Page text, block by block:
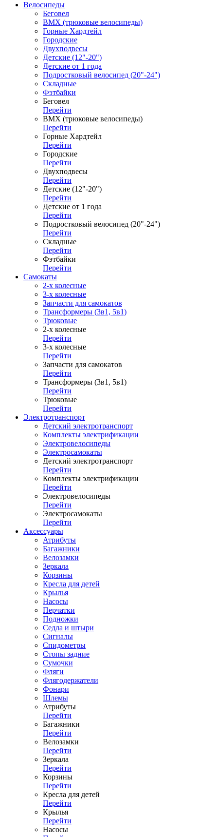
Велосипеды
Беговел
ВМХ (трюковые велосипеды)
Горные Хардтейл
Городские
Двухподвесы
Детские (12"-20")
Детские от 1 года
Подростковый велосипед (20"-24")
Складные
Фэтбайки
Беговел
Перейти
ВМХ (трюковые велосипеды)
Перейти
Горные Хардтейл
Перейти
Городские
Перейти
Двухподвесы
Перейти
Детские (12"-20")
Перейти
Детские от 1 года
Перейти
Подростковый велосипед (20"-24")
Перейти
Складные
Перейти
Фэтбайки
Перейти
Самокаты
2-х колесные
3-х колесные
Запчасти для самокатов
Трансформеры (3в1, 5в1)
Трюковые
2-х колесные
Перейти
3-х колесные
Перейти
Запчасти для самокатов
Перейти
Трансформеры (3в1, 5в1)
Перейти
Трюковые
Перейти
Электротранспорт
Детский электротранспорт
Комплекты электрификации
Электровелосипеды
Электросамокаты
Детский электротранспорт
Перейти
Комплекты электрификации
Перейти
Электровелосипеды
Перейти
Электросамокаты
Перейти
Аксессуары
Атрибуты
Багажники
Велозамки
Зеркала
Корзины
Кресла для детей
Крылья
Насосы
Перчатки
Подножки
Седла и штыри
Сигналы
Спидометры
Стопы задние
Сумочки
Фляги
Флягодержатели
Фонари
Шлемы
Атрибуты
Перейти
Багажники
Перейти
Велозамки
Перейти
Зеркала
Перейти
Корзины
Перейти
Кресла для детей
Перейти
Крылья
Перейти
Насосы